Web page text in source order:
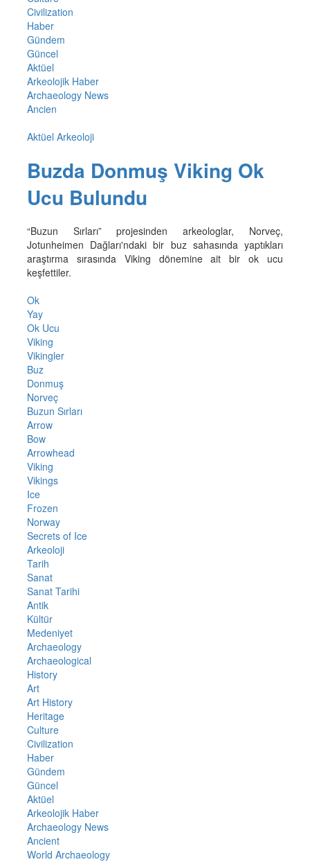
Civilization
Haber
Gündem
Güncel
Aktüel
Arkeolojik Haber
Archaeology News
Ancien
Aktüel Arkeoloji
Buzda Donmuş Viking Ok
Ucu Bulundu
“Buzun Sırları” projesinden arkeologlar, Norveç,
Jotunheimen Dağları'ndaki bir buz sahasında yaptıkları
araştırma sırasında Viking dönemine ait bir ok ucu
keşfettiler.
Ok
Yay
Ok Ucu
Viking
Vikingler
Buz
Donmuş
Norveç
Buzun Sırları
Arrow
Bow
Arrowhead
Viking
Vikings
Ice
Frozen
Norway
Secrets of Ice
Arkeoloji
Tarih
Sanat
Sanat Tarihi
Antik
Kültür
Medeniyet
Archaeology
Archaeological
History
Art
Art History
Heritage
Culture
Civilization
Haber
Gündem
Güncel
Aktüel
Arkeolojik Haber
Archaeology News
Ancient
World Archaeology